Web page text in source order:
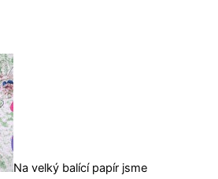
Na velký balící papír jsme